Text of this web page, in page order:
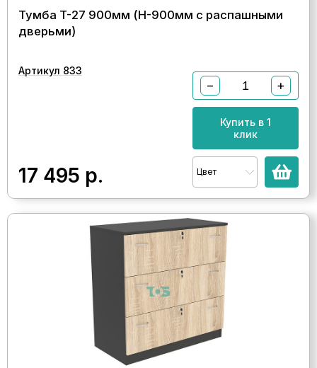
Тумба T-27 900мм (H-900мм c распашными
дверьми)
Артикул 833
17 495 р.
− +
Купить в 1
клик
Цвет